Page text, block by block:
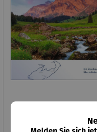
Weitwanderwege